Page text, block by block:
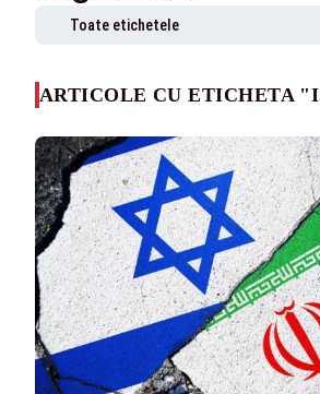
Toate etichetele
ARTICOLE CU ETICHETA